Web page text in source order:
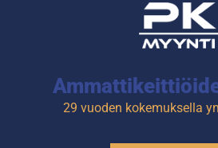
2 kpl kylmäkaappeja ja 4 kpl
kylmävetolaatikkoja, joiden
kapasiteetti on GN 1/1-150.
29 vuoden kokemuksella